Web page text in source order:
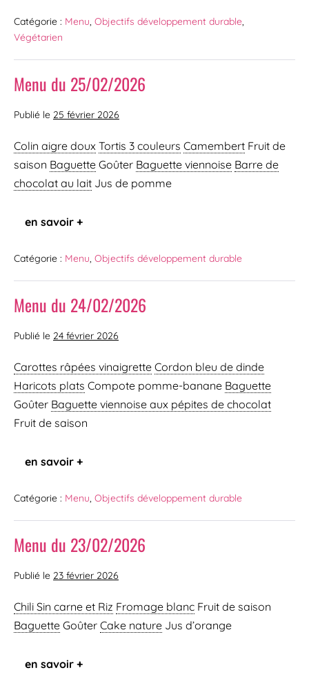
Catégorie : Menu, Objectifs développement durable,
Végétarien
Menu du 25/02/2026
Publié le 25 février 2026
Colin aigre doux Tortis 3 couleurs Camembert Fruit de
saison Baguette Goûter Baguette viennoise Barre de
chocolat au lait Jus de pomme
en savoir +
Catégorie : Menu, Objectifs développement durable
Menu du 24/02/2026
Publié le 24 février 2026
Carottes râpées vinaigrette Cordon bleu de dinde
Haricots plats Compote pomme-banane Baguette
Goûter Baguette viennoise aux pépites de chocolat
Fruit de saison
en savoir +
Catégorie : Menu, Objectifs développement durable
Menu du 23/02/2026
Publié le 23 février 2026
Chili Sin carne et Riz Fromage blanc Fruit de saison
Baguette Goûter Cake nature Jus d’orange
en savoir +